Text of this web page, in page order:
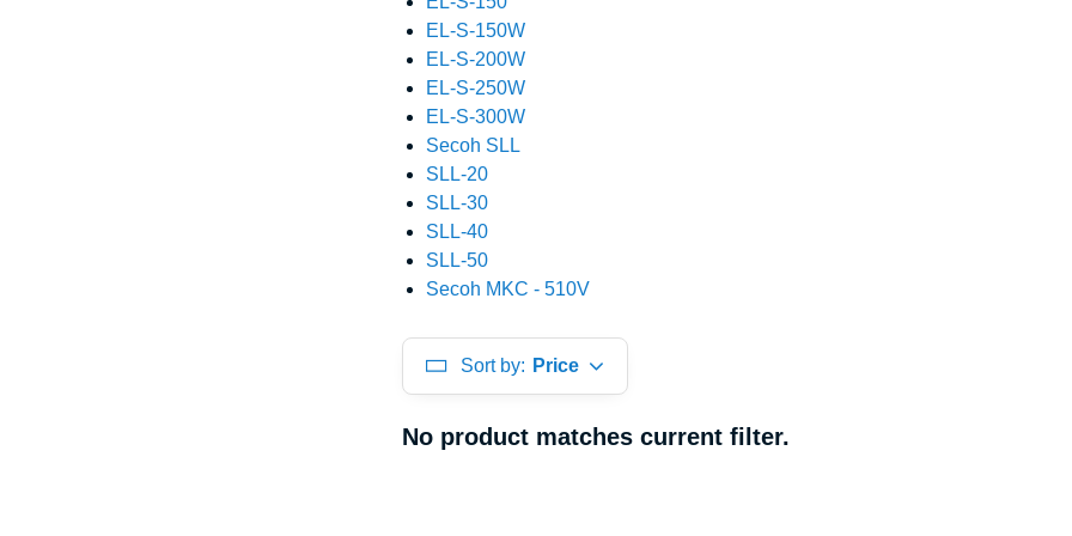
EL-S-150W
EL-S-200W
EL-S-250W
EL-S-300W
Secoh SLL
SLL-20
SLL-30
SLL-40
SLL-50
Secoh MKC - 510V
Sort by: Price